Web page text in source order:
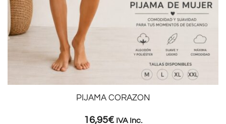
PIJAMA CORAZON
16,95€ IVA Inc.